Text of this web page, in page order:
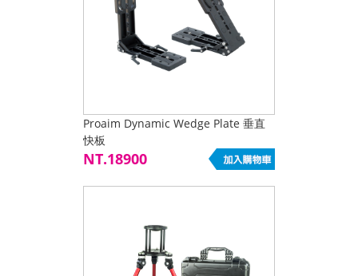
Proaim Dynamic Wedge Plate 垂直
快板
NT.18900